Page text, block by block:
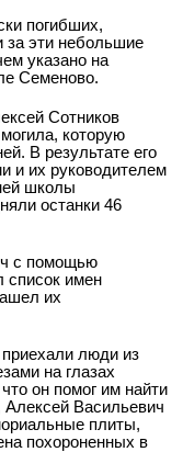
погибших,
за эти небольшие
указано на
Семеново.
Сотников
которую
В результате его
и их руководителем
школы
останки 46
с помощью
список имен
их
люди из
на глазах
он помог им найти
Алексей Васильевич
плиты,
похороненных в